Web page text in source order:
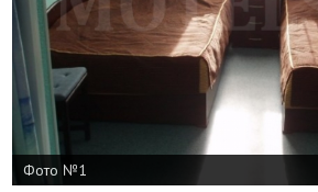
Фото №1